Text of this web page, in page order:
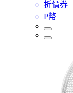
折價券
P幣